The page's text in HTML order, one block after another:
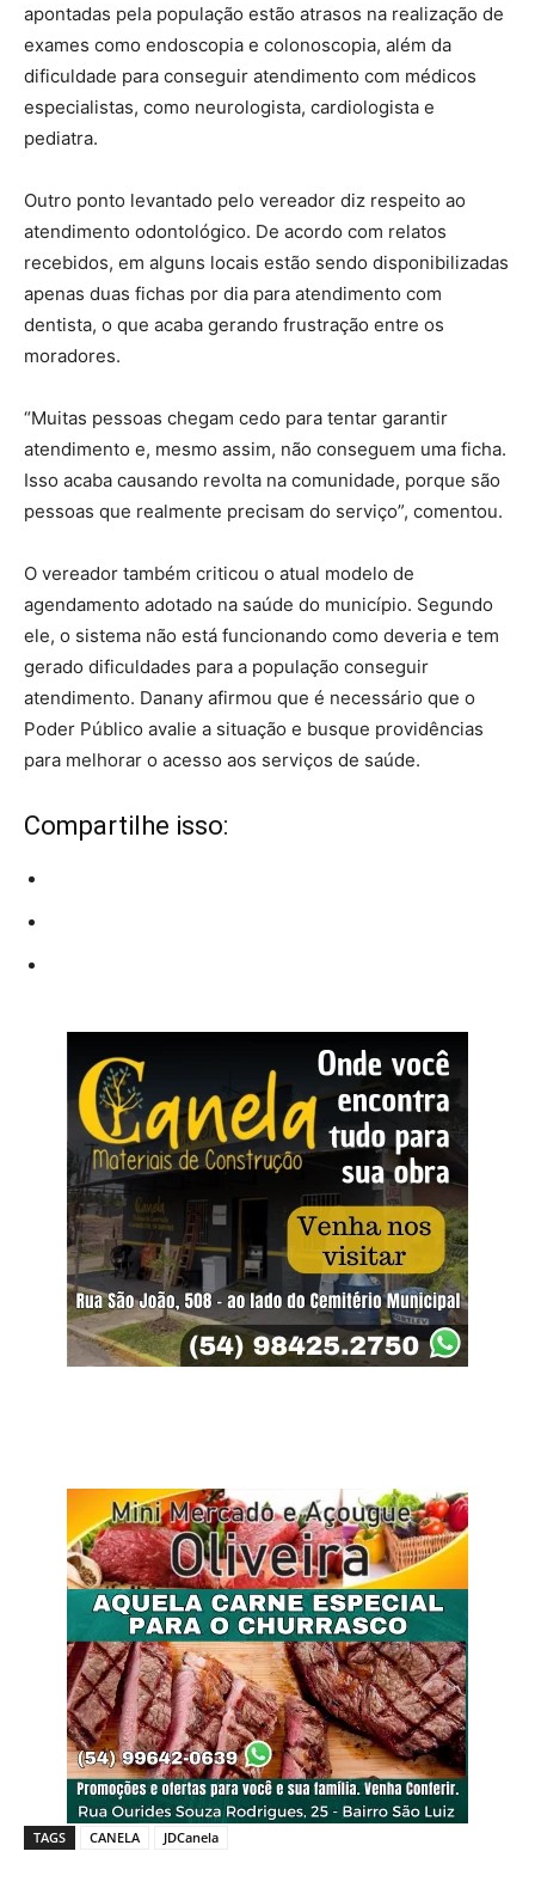
apontadas pela população estão atrasos na realização de
exames como endoscopia e colonoscopia, além da
dificuldade para conseguir atendimento com médicos
especialistas, como neurologista, cardiologista e
pediatra.
Outro ponto levantado pelo vereador diz respeito ao
atendimento odontológico. De acordo com relatos
recebidos, em alguns locais estão sendo disponibilizadas
apenas duas fichas por dia para atendimento com
dentista, o que acaba gerando frustração entre os
moradores.
“Muitas pessoas chegam cedo para tentar garantir
atendimento e, mesmo assim, não conseguem uma ficha.
Isso acaba causando revolta na comunidade, porque são
pessoas que realmente precisam do serviço”, comentou.
O vereador também criticou o atual modelo de
agendamento adotado na saúde do município. Segundo
ele, o sistema não está funcionando como deveria e tem
gerado dificuldades para a população conseguir
atendimento. Danany afirmou que é necessário que o
Poder Público avalie a situação e busque providências
para melhorar o acesso aos serviços de saúde.
Compartilhe isso:
TAGS CANELA JDCanela